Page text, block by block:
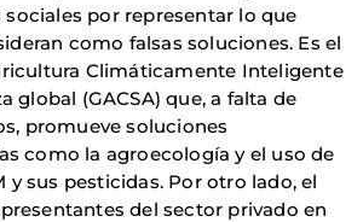
por representar lo que
como falsas soluciones. Es el
Climáticamente Inteligente
global (GACSA) que, a falta de
promueve soluciones
como la agroecología y el uso de
y sus pesticidas. Por otro lado, el
del sector privado en